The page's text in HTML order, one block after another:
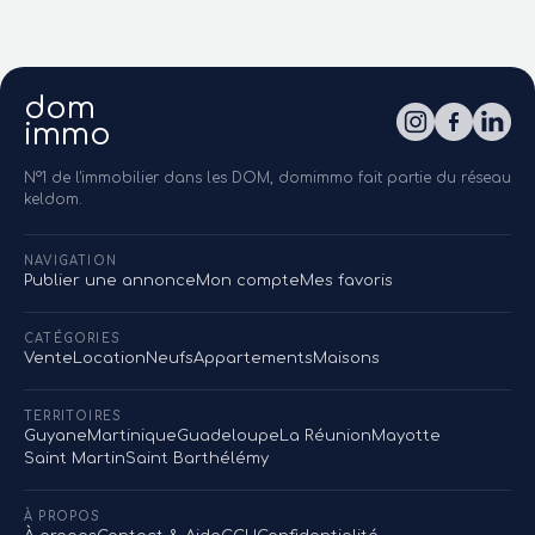
dom
immo
N°1 de l'immobilier dans les DOM, domimmo fait partie du réseau
keldom.
NAVIGATION
Publier une annonceMon compteMes favoris
CATÉGORIES
Vente LocationNeufsAppartementsMaisons
TERRITOIRES
GuyaneMartiniqueGuadeloupe La RéunionMayotte
Saint MartinSaint Barthélémy
À PROPOS